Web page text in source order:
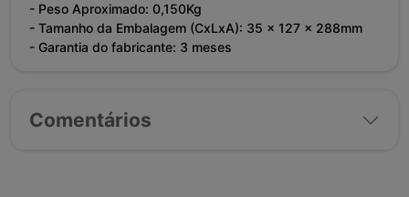
- Peso Aproximado: 0,150Kg
- Tamanho da Embalagem (CxLxA): 35 x 127 x 288mm
- Garantia do fabricante: 3 meses
Comentários